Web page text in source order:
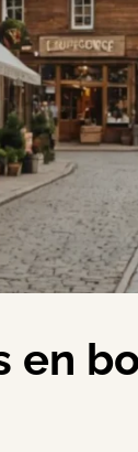
en